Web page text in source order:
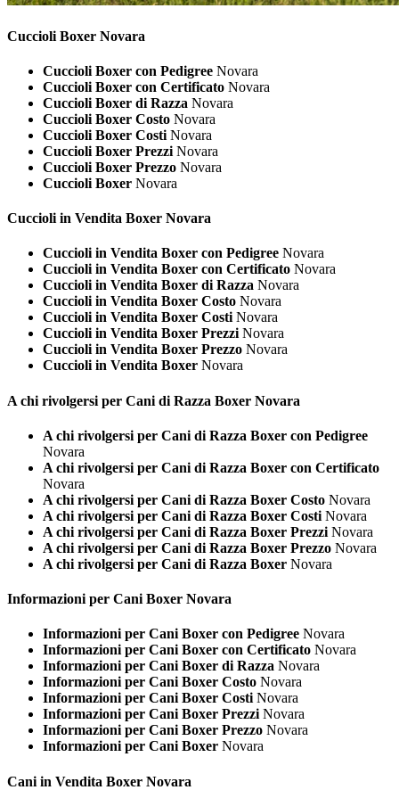
Cuccioli Boxer Novara
Cuccioli Boxer con Pedigree Novara
Cuccioli Boxer con Certificato Novara
Cuccioli Boxer di Razza Novara
Cuccioli Boxer Costo Novara
Cuccioli Boxer Costi Novara
Cuccioli Boxer Prezzi Novara
Cuccioli Boxer Prezzo Novara
Cuccioli Boxer Novara
Cuccioli in Vendita Boxer Novara
Cuccioli in Vendita Boxer con Pedigree Novara
Cuccioli in Vendita Boxer con Certificato Novara
Cuccioli in Vendita Boxer di Razza Novara
Cuccioli in Vendita Boxer Costo Novara
Cuccioli in Vendita Boxer Costi Novara
Cuccioli in Vendita Boxer Prezzi Novara
Cuccioli in Vendita Boxer Prezzo Novara
Cuccioli in Vendita Boxer Novara
A chi rivolgersi per Cani di Razza Boxer Novara
A chi rivolgersi per Cani di Razza Boxer con Pedigree
Novara
A chi rivolgersi per Cani di Razza Boxer con Certificato
Novara
A chi rivolgersi per Cani di Razza Boxer Costo Novara
A chi rivolgersi per Cani di Razza Boxer Costi Novara
A chi rivolgersi per Cani di Razza Boxer Prezzi Novara
A chi rivolgersi per Cani di Razza Boxer Prezzo Novara
A chi rivolgersi per Cani di Razza Boxer Novara
Informazioni per Cani Boxer Novara
Informazioni per Cani Boxer con Pedigree Novara
Informazioni per Cani Boxer con Certificato Novara
Informazioni per Cani Boxer di Razza Novara
Informazioni per Cani Boxer Costo Novara
Informazioni per Cani Boxer CostiNovara
Informazioni per Cani Boxer PrezziNovara
Informazioni per Cani Boxer Prezzo Novara
Informazioni per Cani Boxer Novara
Cani in Vendita Boxer Novara